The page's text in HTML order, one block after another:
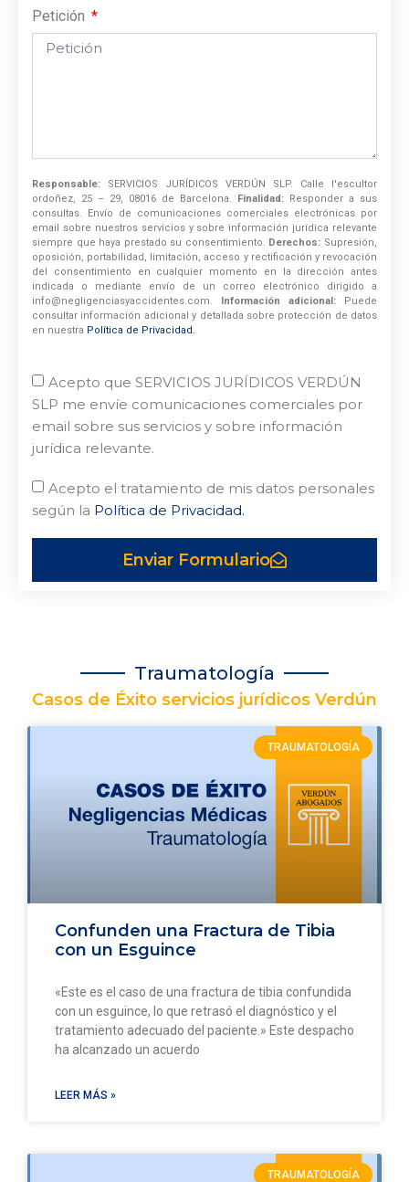
Petición
Responsable: SERVICIOS JURÍDICOS VERDÚN SLP. Calle l'escultor
ordoñez, 25 – 29, 08016 de Barcelona.
Finalidad: Responder a sus
consultas. Envío de comunicaciones comerciales electrónicas por
email sobre nuestros servicios y sobre información jurídica relevante
siempre que haya prestado su consentimiento. Derechos: Supresión,
oposición, portabilidad, limitación, acceso y rectificación y revocación
del consentimiento en cualquier momento en la dirección antes
indicada o mediante envío de un correo electrónico dirigido a
info@negligenciasyaccidentes.com.
Información adicional: Puede
consultar información adicional y detallada sobre protección de datos
en nuestra Política de Privacidad.
Acepto que SERVICIOS JURÍDICOS VERDÚN
SLP me envíe comunicaciones comerciales por
email sobre sus servicios y sobre información
jurídica relevante.
Acepto el tratamiento de mis datos personales
según la Política de Privacidad.
Enviar Formulario
Traumatología
Casos de Éxito servicios jurídicos Verdún
TRAUMATOLOGÍA
Confunden una Fractura de Tibia
con un Esguince
«Este es el caso de una fractura de tibia confundida
con un esguince, lo que retrasó el diagnóstico y el
tratamiento adecuado del paciente.» Este despacho
ha alcanzado un acuerdo
LEER MÁS »
TRAUMATOLOGÍA